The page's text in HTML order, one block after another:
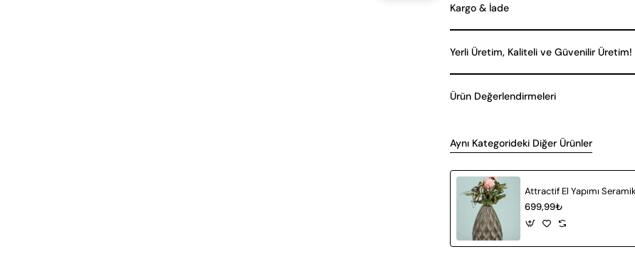
Kargo & İade
Yerli Üretim, Kaliteli ve Güvenilir Üretim!
Ürün Değerlendirmeleri
Aynı Kategorideki Diğer Ürünler
699,99₺